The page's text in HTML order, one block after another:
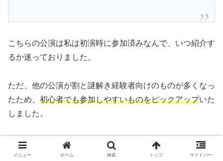
こちらの公演は私は初演時に参加済みなんで、いつ紹介す
るか迷っておりました。
ただ、他の公演が割と謎解き経験者向けのものが多くなっ
たため、 初心者でも参加しやすいものをピックアップいた
しました。
ブログを始める前の参加のため、感想記事はご紹介できな
いのが残念ですが、「
探索・謎解き・スリル」がコンパク
メニュー ホーム 検索 トップ サイドバー